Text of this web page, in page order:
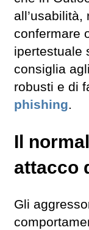
confermare
ipertestuale
consiglia
robusti e di
phishing.
Il
attacco
Gli